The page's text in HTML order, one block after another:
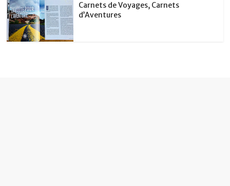
Carnets de Voyages, Carnets
d’Aventures